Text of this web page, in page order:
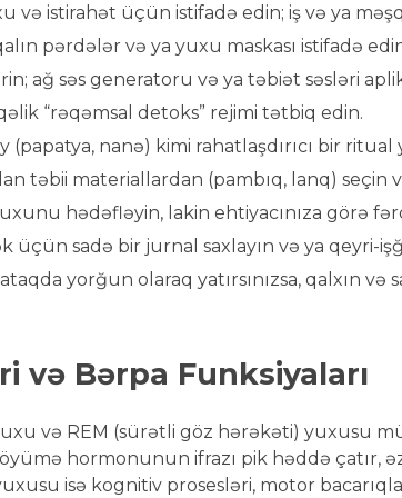
və istirahət üçün istifadə edin; iş və ya
pərdələr və ya yuxu maskası istifadə
ağ səs generatoru və ya təbiət səsləri
“rəqəmsal detoks” rejimi tətbiq edin.
nanə) kimi rahatlaşdırıcı bir ritual
təbii materiallardan (pambıq, lanq) seçin
hədəfləyin, lakin ehtiyacınıza görə
üçün sadə bir jurnal saxlayın və ya qeyri-
yorğun olaraq yatırsınızsa, qalxın və
və Bərpa Funksiyaları
və REM (sürətli göz hərəkəti) yuxusu
hormonunun ifrazı pik həddə çatır,
isə kognitiv prosesləri, motor